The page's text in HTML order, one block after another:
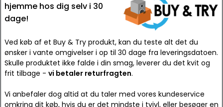
hjemme hos dig selv i 30
dage!
Ved køb af et Buy & Try produkt, kan du teste alt det du
ønsker i vante omgivelser i op til 30 dage fra leveringsdatoen.
Skulle produktet ikke falde i din smag, leverer du det kvit og
frit tilbage - vi betaler returfragten.
Vi anbefaler dog altid at du taler med vores kundeservice
omkring dit køb, hvis du er det mindste i tvivl, eller besøger en